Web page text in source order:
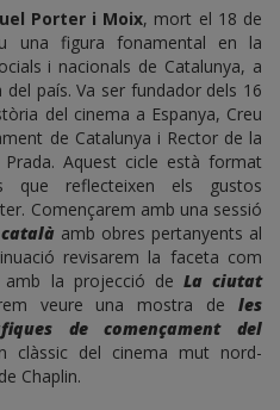
Porter i Moix, mort el 18 de
una figura fonamental en la
i nacionals de Catalunya, a
país. Va ser fundador dels 16
del cinema a Espanya, Creu
de Catalunya i Rector de la
Prada. Aquest cicle està format
reflecteixen els gustos
Començarem amb una sessió
amb obres pertanyents al
revisarem la faceta com
la projecció de La ciutat
veure una mostra de les
de començament del
del cinema mut nord-
de Chaplin.